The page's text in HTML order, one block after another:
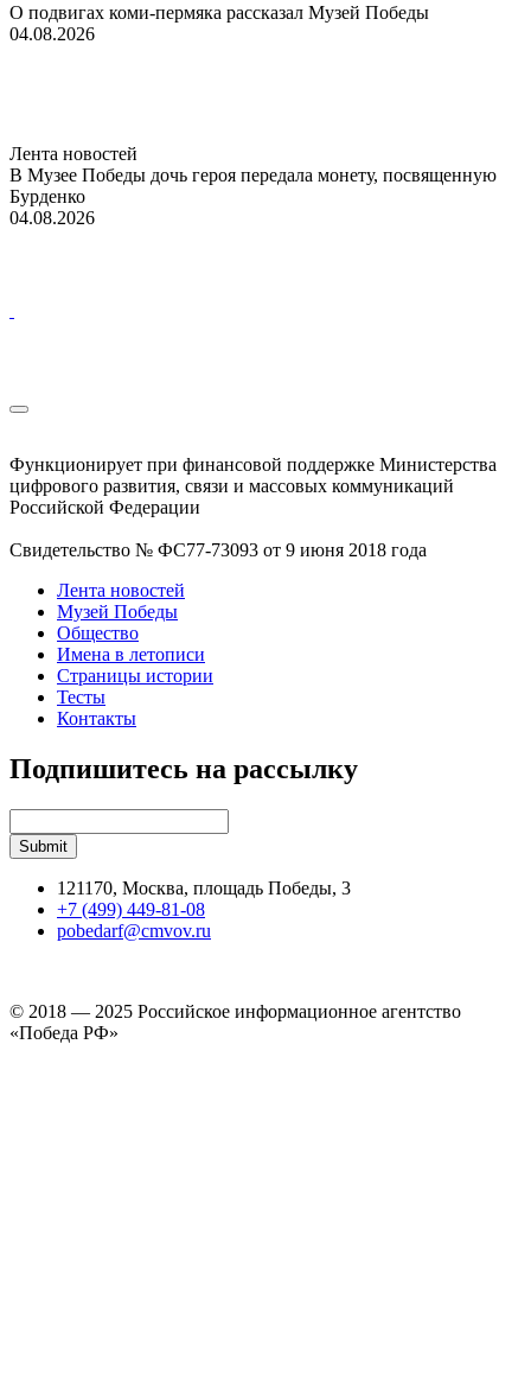
О подвигах коми-пермяка рассказал Музей Победы
04.08.2026
Лента новостей
В Музее Победы дочь героя передала монету, посвященную
Бурденко
04.08.2026
Функционирует при финансовой поддержке Министерства
цифрового развития, связи и массовых коммуникаций
Российской Федерации
Свидетельство № ФС77-73093 от 9 июня 2018 года
Лента новостей
Музей Победы
Общество
Имена в летописи
Страницы истории
Тесты
Контакты
Подпишитесь на рассылку
121170, Москва, площадь Победы, 3
+7 (499) 449-81-08
pobedarf@cmvov.ru
© 2018 — 2025 Российское информационное агентство
«Победа РФ»